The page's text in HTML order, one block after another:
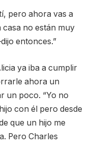
pero ahora vas a
casa no están muy
entonces.”
ya iba a cumplir
ahora un
un poco. “Yo no
con él pero desde
que un hijo me
Pero Charles